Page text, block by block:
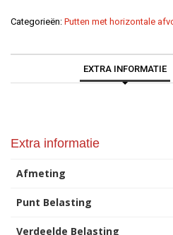
Categorieën: Putten met horizontale
EXTRA INFORMATIE
Extra informatie
Afmeting
Punt Belasting
Verdeelde Belasting